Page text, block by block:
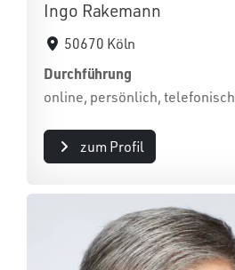
Ingo Rakemann
50670 Köln
Durchführung
online, persönlich, telefonisch
zum Profil